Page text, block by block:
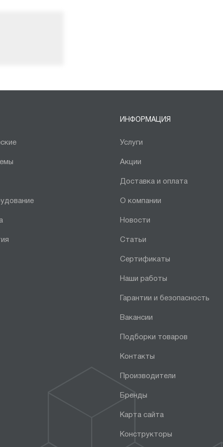
ИНФОРМАЦИЯ
Услуги
Акции
Доставка и оплата
О компании
Новости
Статьи
Сертификаты
Наши работы
Гарантии и безопасность
Вакансии
Подборки товаров
Контакты
Производители
Бренды
Карта сайта
Конструкторы